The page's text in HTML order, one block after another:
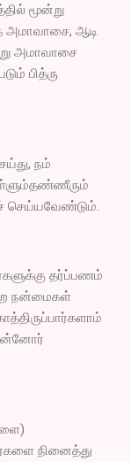
மூன்று
அமாவாசை, ஆடி
அமாவாசை
பித்ரு
நம்
செய்யவேண்டும்.
தர்ப்பணம்
நன்மைகள்
நினைத்து